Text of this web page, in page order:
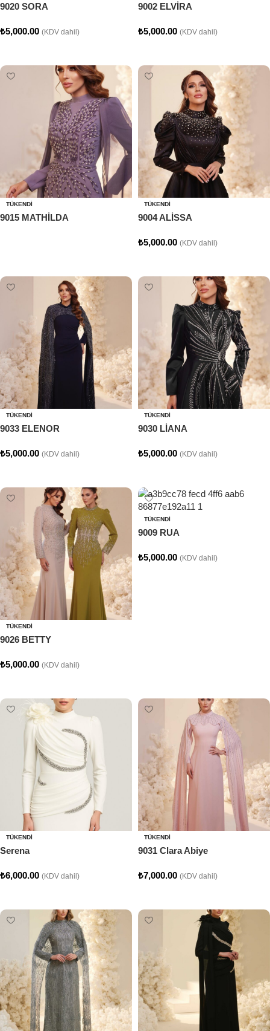
9020 SORA
₺5,000.00 (KDV dahil)
9002 ELVİRA
₺5,000.00 (KDV dahil)
TÜKENDI
9015 MATHİLDA
TÜKENDI
9004 ALİSSA
₺5,000.00 (KDV dahil)
TÜKENDI
9033 ELENOR
₺5,000.00 (KDV dahil)
TÜKENDI
9030 LİANA
₺5,000.00 (KDV dahil)
TÜKENDI
9026 BETTY
₺5,000.00 (KDV dahil)
TÜKENDI
9009 RUA
₺5,000.00 (KDV dahil)
TÜKENDI
Serena
₺6,000.00 (KDV dahil)
TÜKENDI
9031 Clara Abiye
₺7,000.00 (KDV dahil)